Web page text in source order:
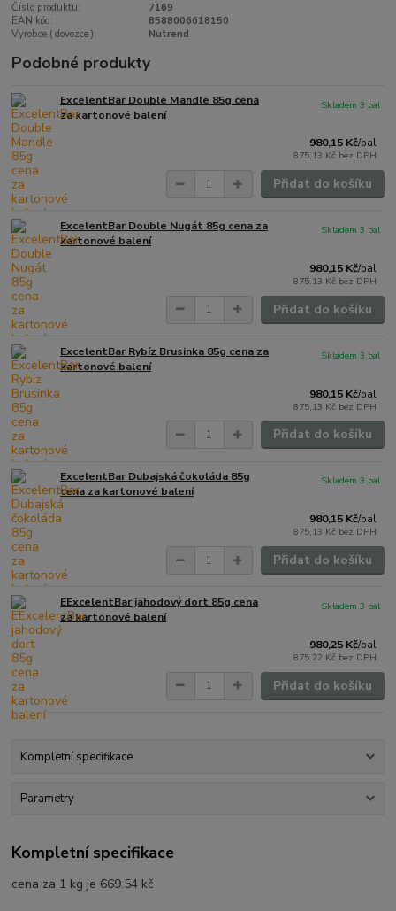
Číslo produktu:
7169
EAN kód:
8588006618150
Vyrobce ( dovozce ):
Nutrend
Podobné produkty
ExcelentBar Double Mandle 85g cena
za kartonové balení
980,15 Kč/bal
875,13 Kč bez DPH
Skladem 3 bal
Přidat do košíku
ExcelentBar Double Nugát 85g cena za
kartonové balení
980,15 Kč/bal
875,13 Kč bez DPH
Skladem 3 bal
Přidat do košíku
ExcelentBar Rybíz Brusinka 85g cena za
kartonové balení
980,15 Kč/bal
875,13 Kč bez DPH
Skladem 3 bal
Přidat do košíku
ExcelentBar Dubajská čokoláda 85g
cena za kartonové balení
980,15 Kč/bal
875,13 Kč bez DPH
Skladem 3 bal
Přidat do košíku
EExcelentBar jahodový dort 85g cena
za kartonové balení
980,25 Kč/bal
875,22 Kč bez DPH
Skladem 3 bal
Přidat do košíku
Kompletní specifikace
Parametry
Kompletní specifikace
cena za 1 kg je 669.54 kč